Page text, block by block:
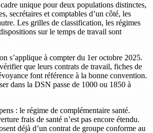
unique pour deux populations distinctes,
secrétaires et comptables d’un côté, les
Les grilles de classification, les régimes
sur le temps de travail sont
s’applique à compter du 1er octobre 2025.
que leurs contrats de travail, fiches de
font référence à la bonne convention.
dans la DSN passe de 1000 ou 1850 à
: le régime de complémentaire santé.
frais de santé n’est pas encore étendu.
déjà d’un contrat de groupe conforme au